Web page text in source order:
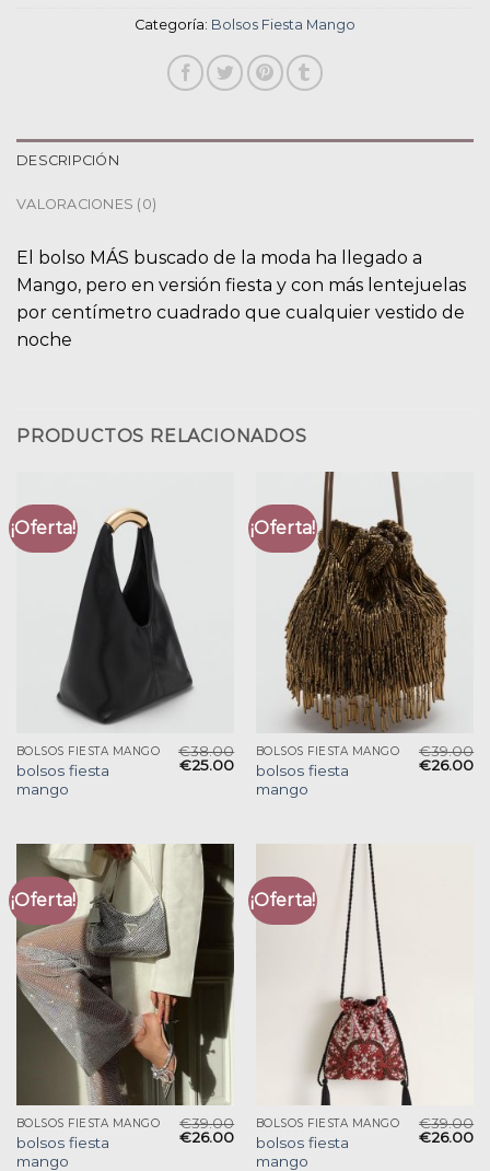
Categoría: Bolsos Fiesta Mango
DESCRIPCIÓN
VALORACIONES (0)
El bolso MÁS buscado de la moda ha llegado a
Mango, pero en versión fiesta y con más lentejuelas
por centímetro cuadrado que cualquier vestido de
noche
PRODUCTOS RELACIONADOS
¡Oferta!
BOLSOS FIESTA MANGO
bolsos fiesta
mango
€38.00
€25.00
¡Oferta!
BOLSOS FIESTA MANGO
bolsos fiesta
mango
€39.00
€26.00
¡Oferta!
BOLSOS FIESTA MANGO
bolsos fiesta
mango
€39.00
€26.00
¡Oferta!
BOLSOS FIESTA MANGO
bolsos fiesta
mango
€39.00
€26.00